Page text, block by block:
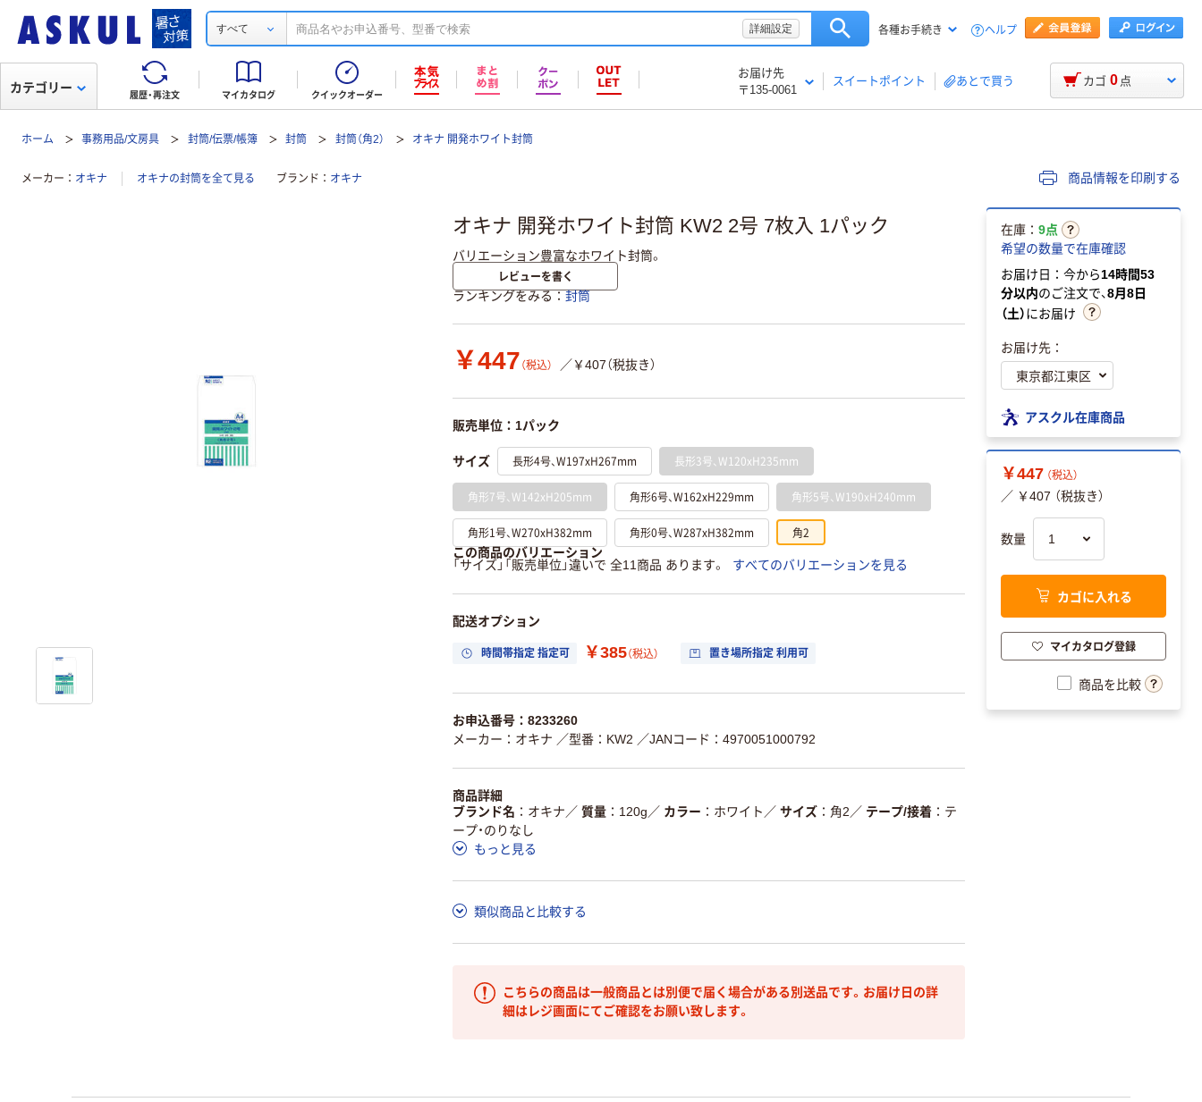
すべて 詳細設定 各種お手続き ヘルプ
履歴・再注文 マイカタログ クイックオーダー
お届け先
〒135-0061
スイートポイント あとで買う
カテゴリー カゴ 0 点
ホーム 事務用品/文房具 封筒/伝票/帳簿 封筒 封筒（角2） オキナ 開発ホワイト封筒
メーカー オキナ オキナの封筒を全て見る ブランド オキナ 商品情報を印刷する
オキナ 開発ホワイト封筒 KW2 2号 7枚入 1パック
バリエーション豊富なホワイト封筒。
レビューを書く
ランキングをみる 封筒
￥447 （税込） ／￥407（税抜き）
販売単位：1パック
サイズ 長形4号、W197xH267mm 長形3号、W120xH235mm
角形7号、W142xH205mm 角形6号、W162xH229mm 角形5号、W190xH240mm
角形1号、W270xH382mm 角形0号、W287xH382mm 角2
この商品のバリエーション
「サイズ」「販売単位」違いで 全11商品 あります。
すべてのバリエーションを見る
配送オプション
時間帯指定 指定可 ￥385（税込） 置き場所指定 利用可
お申込番号：8233260
メーカー：オキナ ／型番：KW2 ／JANコード：4970051000792
商品詳細
ブランド名
オキナ ／ 質量 120g ／ カラー ホワイト ／ サイズ 角2 ／ テープ/接着
テ
ープ・のりなし
もっと見る
類似商品と比較する
こちらの商品は一般商品とは別便で届く場合がある別送品です。お届け日の詳
細はレジ画面にてご確認をお願い致します。
在庫： 9点
希望の数量で在庫確認
お届け日：今から14時間53
分以内のご注文で、8月8日
（土）にお届け
お届け先：
アスクル在庫商品
￥447 （税込）
／ ￥407 （税抜き）
数量
カゴに入れる
マイカタログ登録
商品を比較